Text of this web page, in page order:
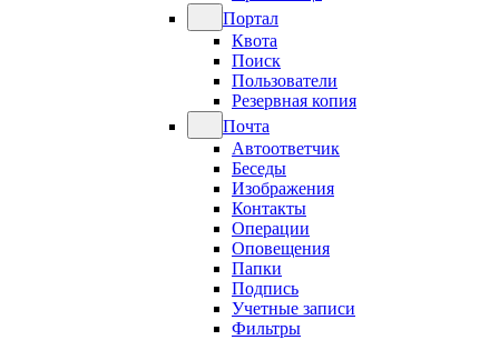
Портал
Квота
Поиск
Пользователи
Резервная копия
Почта
Автоответчик
Беседы
Изображения
Контакты
Операции
Оповещения
Папки
Подпись
Учетные записи
Фильтры